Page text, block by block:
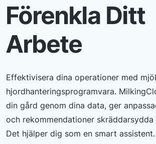
Förenkla Ditt
Arbete
Effektivisera dina operationer med
hjordhanteringsprogramvara.
din gård genom dina data, ger
och rekommendationer
Det hjälper dig som en smart assistent.